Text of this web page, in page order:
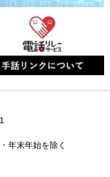
年末年始を除く